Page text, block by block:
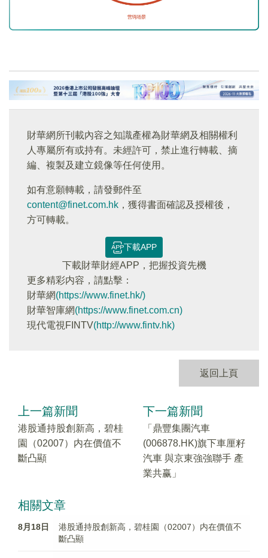
財華網所刊載內容之知識產權為財華網及相關權利
人專屬所有或持有。未經許可，禁止進行轉載、摘
編、複製及建立鏡像等任何使用。
如有意願轉載，請發郵件至
content@finet.com.hk ，獲得書面確認及授權後，
方可轉載。
下載APP
下載財華財經APP，把握投資先機
更多精彩内容，請點擊：
財華網(https://www.finet.hk/)
財華智庫網(https://www.finet.com.cn)
現代電視FINTV(http://www.fintv.hk)
返回上頁
上一篇新聞
港股通持股創新高，碧桂
園（02007）内在價值不
斷凸顯
下一篇新聞
「鼎豐集團汽車
(006878.HK)旗下車厘籽
汽車 與京東強強聯手 產
業共赢」
相關文章
8月18日
港股通持股創新高，碧桂園（02007）内在價值不
斷凸顯